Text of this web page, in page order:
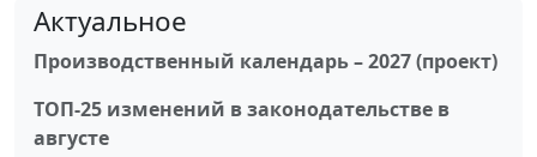
Актуальное
Производственный календарь – 2027 (проект)
ТОП-25 изменений в законодательстве в
августе